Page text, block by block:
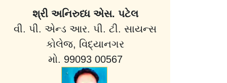
શ્રી અનિરુધ્ધ એસ. પટેલ
વી. પી. એન્ડ આર. પી. ટી. સાયન્સ
કોલેજ, વિદ્યાનગર
મો. 99093 00567